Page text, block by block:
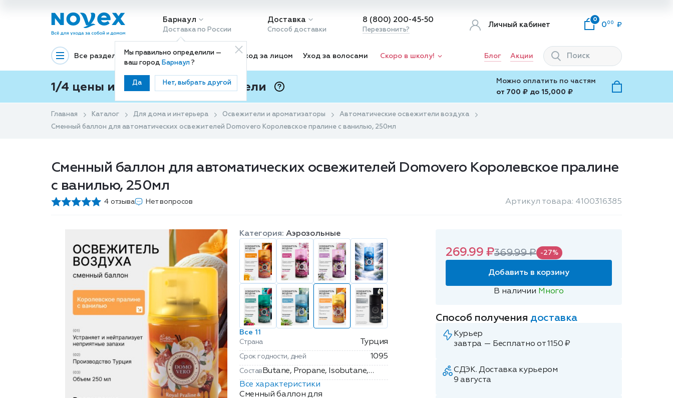
Барнаул
Доставка по России
Мы правильно определили —
ваш город Барнаул?
Да Нет, выбрать другой
Доставка
Способ доставки
8 (800) 200-45-50
Перезвонить?
Личный кабинет
0
0 00
Все разделы Декоративная косметика Уход за лицом Уход за волосами Скоро в школу! Блог Акции
1/4 цены и покупки ваши с Подели
Можно оплатить по частям
от 700 ₽ до 15,000 ₽
Главная Каталог Для дома и интерьера Освежители и ароматизаторы
Автоматические освежители воздуха
Сменный баллон для автоматических освежителей Domovero Королевское пралине с ванилью, 250мл
Сменный баллон для автоматических освежителей Domovero Королевское пралине
с ванилью, 250мл
4 отзыва Нет вопросов Артикул товара: 4100316385
Категория: Аэрозольные
Все 11
Страна
Турция
Срок годности, дней 1095
Состав Butane, Propane, Isobutane,
Alcohol Denat., Parfum,
Isopropyle Myristate.
Все характеристики
Сменный баллон для
269.99 ₽369.99 ₽ -27%
Добавить в корзину
В наличии Много
Способ получения доставка
Курьер
завтра — Бесплатно от 1150 ₽
СДЭК. Доставка курьером
9 августа